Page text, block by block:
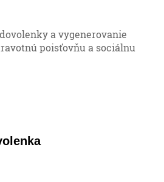
a vygenerovanie
poisťovňu a sociálnu